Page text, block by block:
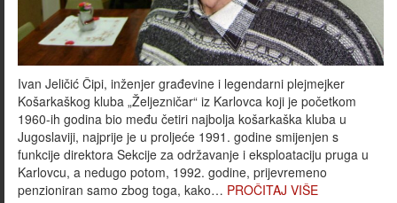
Ivan Jeličić Čipi, inženjer građevine i legendarni plejmejker
Košarkaškog kluba „Željezničar“ iz Karlovca koji je početkom
1960-ih godina bio među četiri najbolja košarkaška kluba u
Jugoslaviji, najprije je u proljeće 1991. godine smijenjen s
funkcije direktora Sekcije za održavanje i eksploataciju pruga u
Karlovcu, a nedugo potom, 1992. godine, prijevremeno
penzioniran samo zbog toga, kako… PROČITAJ VIŠE